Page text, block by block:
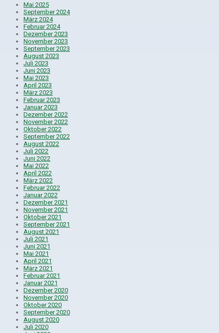
Mai 2025
September 2024
März 2024
Februar 2024
Dezember 2023
November 2023
September 2023
August 2023
Juli 2023
Juni 2023
Mai 2023
April 2023
März 2023
Februar 2023
Januar 2023
Dezember 2022
November 2022
Oktober 2022
September 2022
August 2022
Juli 2022
Juni 2022
Mai 2022
April 2022
März 2022
Februar 2022
Januar 2022
Dezember 2021
November 2021
Oktober 2021
September 2021
August 2021
Juli 2021
Juni 2021
Mai 2021
April 2021
März 2021
Februar 2021
Januar 2021
Dezember 2020
November 2020
Oktober 2020
September 2020
August 2020
Juli 2020